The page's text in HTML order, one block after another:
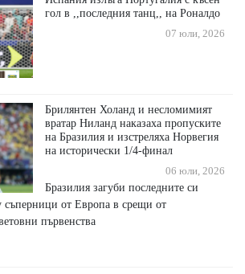
гол в ,,последния танц,, на Роналдо
07 юли, 2026
Брилянтен Холанд и несломимият
вратар Ниланд наказаха пропуските
на Бразилия и изстреляха Норвегия
на исторически 1/4-финал
06 юли, 2026
Бразилия загуби последните си
съперници от Европа в срещи от
първенства